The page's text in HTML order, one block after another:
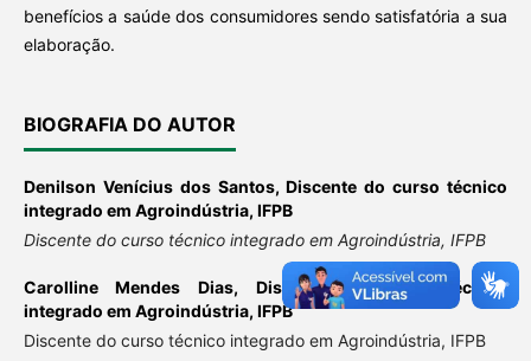
benefícios a saúde dos consumidores sendo satisfatória a sua
elaboração.
BIOGRAFIA DO AUTOR
Denilson Venícius dos Santos,Discente do curso técnico
integrado em Agroindústria, IFPB
Discente do curso técnico integrado em Agroindústria, IFPB
Carolline Mendes Dias, Discente do curso técnico
integrado em Agroindústria, IFPB
Discente do curso técnico integrado em Agroindústria, IFPB